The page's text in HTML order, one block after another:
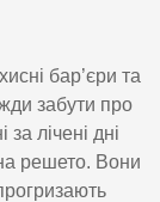
бар’єри та
забути про
лічені дні
решето. Вони